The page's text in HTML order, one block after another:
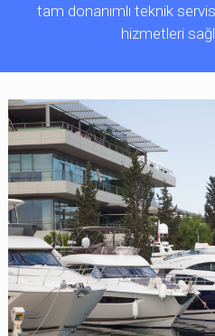
tam donanımlı teknik
hizmetleri